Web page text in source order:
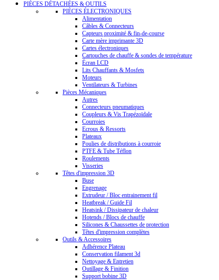
PIÈCES DÉTACHÉES & OUTILS
PIÈCES ÉLECTRONIQUES
Alimentation
Câbles & Connecteurs
Capteurs proximité & fin-de-course
Carte mère imprimante 3D
Cartes électroniques
Cartouches de chauffe & sondes de température
Écran LCD
Lits Chauffants & Mosfets
Moteurs
Ventilateurs & Turbines
Pièces Mécaniques
Autres
Connecteurs pneumatiques
Coupleurs & Vis Trapézoïdale
Courroies
Ecrous & Ressorts
Plateaux
Poulies de distributions à courroie
PTFE & Tube Téflon
Roulements
Visseries
Têtes d'impression 3D
Buse
Engrenage
Extrudeur / Bloc entrainement fil
Heatbreak / Guide Fil
Heatsink / Dissipateur de chaleur
Hotends / Blocs de chauffe
Silicones & Chaussettes de protection
Têtes d'impression complètes
Outils & Accessoires
Adhérence Plateau
Conservation filament 3d
Nettoyage & Entretien
Outillage & Finition
Support bobine 3D